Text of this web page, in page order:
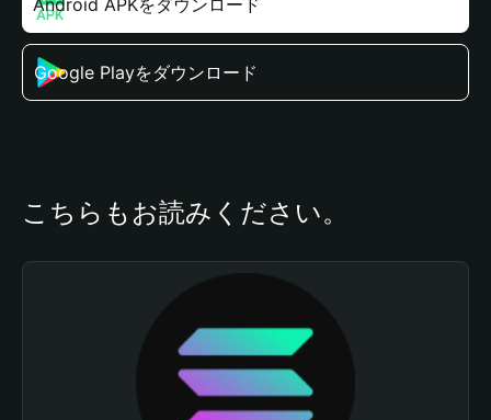
Android APKをダウンロード
Google Playをダウンロード
こちらもお読みください。